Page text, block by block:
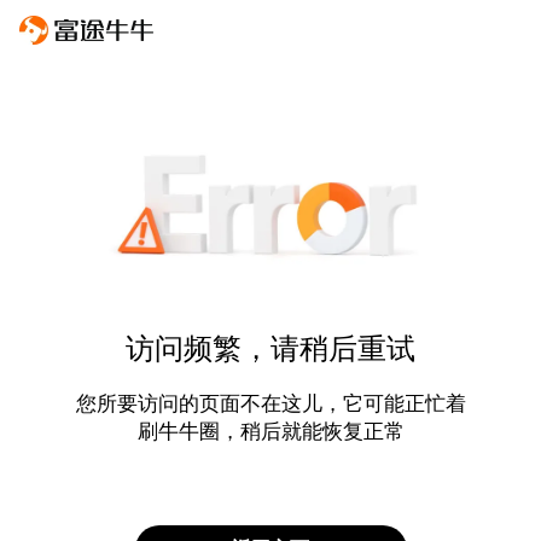
访问频繁，请稍后重试
您所要访问的页面不在这儿，它可能正忙着
刷牛牛圈，稍后就能恢复正常